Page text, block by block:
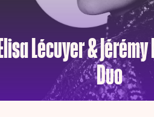
Lécuyer &
Duo